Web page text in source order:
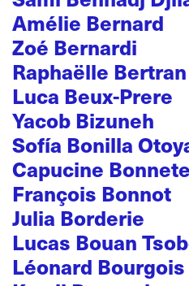
Amélie Bernard
Zoé Bernardi
Raphaëlle Bertran
Luca Beux-Prere
Yacob Bizuneh
Sofía Bonilla
Capucine
François Bonnot
Julia Borderie
Lucas Bouan
Léonard